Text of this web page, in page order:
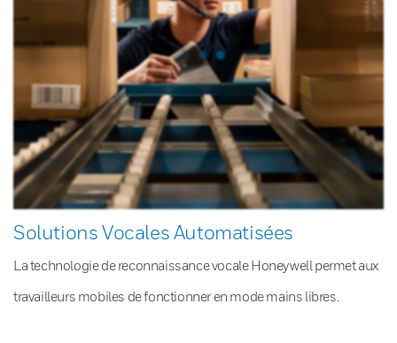
Solutions Vocales Automatisées
La technologie de reconnaissance vocale Honeywell permet aux
travailleurs mobiles de fonctionner en mode mains libres.